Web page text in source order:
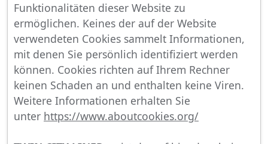
Funktionalitäten dieser Website zu
ermöglichen. Keines der auf der Website
verwendeten Cookies sammelt Informationen,
mit denen Sie persönlich identifiziert werden
können. Cookies richten auf Ihrem Rechner
keinen Schaden an und enthalten keine Viren.
Weitere Informationen erhalten Sie
unter https://www.aboutcookies.org/